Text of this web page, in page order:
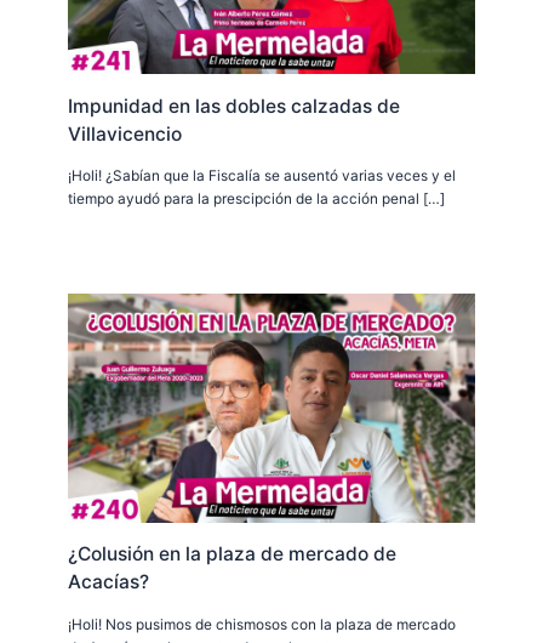
Impunidad en las dobles calzadas de
Villavicencio
¡Holi! ¿Sabían que la Fiscalía se ausentó varias veces y el
tiempo ayudó para la prescipción de la acción penal […]
¿Colusión en la plaza de mercado de
Acacías?
¡Holi! Nos pusimos de chismosos con la plaza de mercado